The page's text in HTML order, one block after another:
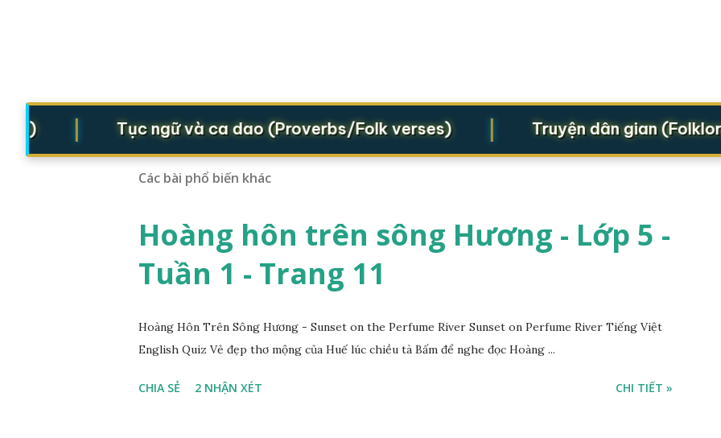
Tục ngữ và ca dao (Proverbs/Folk verses) Truyện dân gian (Folklore
Các bài phổ biến khác
Hoàng hôn trên sông Hương - Lớp 5 -
Tuần 1 - Trang 11
Hoàng Hôn Trên Sông Hương - Sunset on the Perfume River Sunset on Perfume River Tiếng Việt
English Quiz Vẻ đẹp thơ mộng của Huế lúc chiều tà Bấm để nghe đọc Hoàng ...
CHIA SẺ 2 NHẬN XÉT CHI TIẾT »